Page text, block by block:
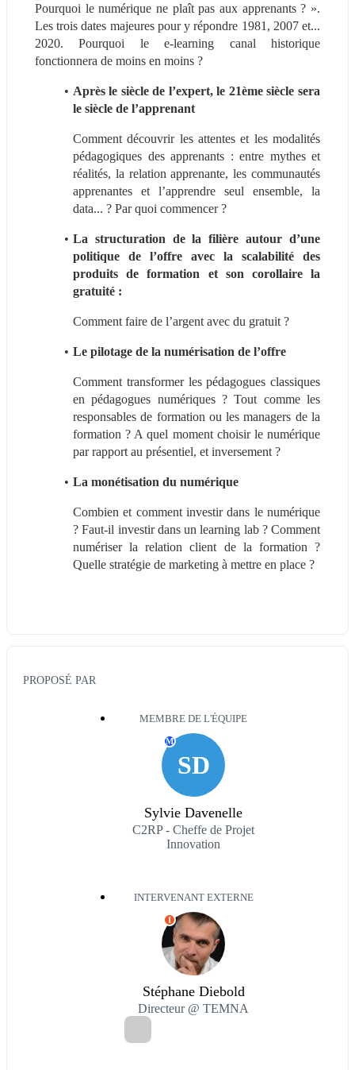
Pourquoi le numérique ne plaît pas aux apprenants ? ».
Les trois dates majeures pour y répondre 1981, 2007 et...
2020. Pourquoi le e-learning canal historique
fonctionnera de moins en moins ?
Après le siècle de l’expert, le 21ème siècle sera
le siècle de l’apprenant
Comment découvrir les attentes et les modalités
pédagogiques des apprenants : entre mythes et
réalités, la relation apprenante, les communautés
apprenantes et l’apprendre seul ensemble, la
data... ? Par quoi commencer ?
La structuration de la filière autour d’une
politique de l’offre avec la scalabilité des
produits de formation et son corollaire la
gratuité :
Comment faire de l’argent avec du gratuit ?
Le pilotage de la numérisation de l’offre
Comment transformer les pédagogues classiques
en pédagogues numériques ? Tout comme les
responsables de formation ou les managers de la
formation ? A quel moment choisir le numérique
par rapport au présentiel, et inversement ?
La monétisation du numérique
Combien et comment investir dans le numérique
? Faut-il investir dans un learning lab ? Comment
numériser la relation client de la formation ?
Quelle stratégie de marketing à mettre en place ?
PROPOSÉ PAR
MEMBRE DE L'ÉQUIPE
SD
M
Sylvie Davenelle
C2RP - Cheffe de Projet
Innovation
INTERVENANT EXTERNE
I
Stéphane Diebold
Directeur @ TEMNA